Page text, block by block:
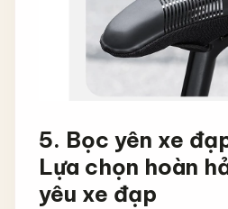
5. Bọc yên xe
Lựa chọn hoàn
yêu xe đạp